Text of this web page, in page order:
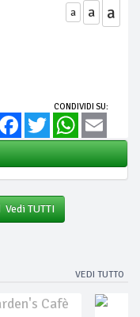
a a a
CONDIVIDI SU:
FacebookTwitter WhatsApp
Vedi TUTTI
VEDI TUTTO